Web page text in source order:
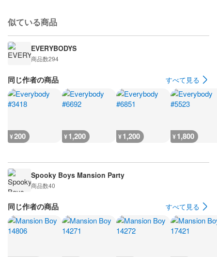
似ている商品
EVERYBODYS
商品数294
同じ作者の商品 すべて見る
¥200 ¥1,200 ¥1,200 ¥1,800
Spooky Boys Mansion Party
商品数40
同じ作者の商品 すべて見る